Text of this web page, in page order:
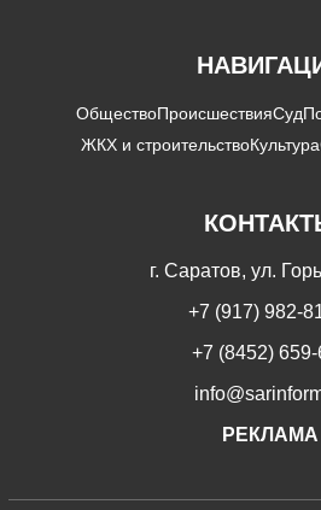
ОбществоПроисшествияСуд
ЖКХ и строительствоКультура
г. Саратов, ул.
+7 (917) 982-
+7 (8452)
РЕКЛАМА